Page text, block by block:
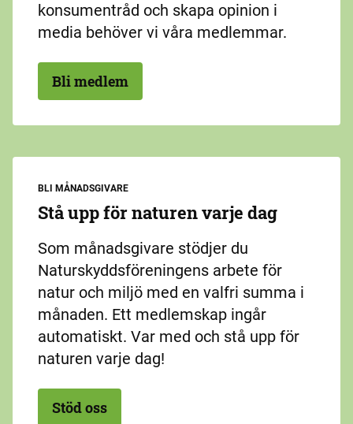
konsumentråd och skapa opinion i
media behöver vi våra medlemmar.
Bli medlem
BLI MÅNADSGIVARE
Stå upp för naturen varje dag
Som månadsgivare stödjer du
Naturskyddsföreningens arbete för
natur och miljö med en valfri summa i
månaden. Ett medlemskap ingår
automatiskt. Var med och stå upp för
naturen varje dag!
Stöd oss